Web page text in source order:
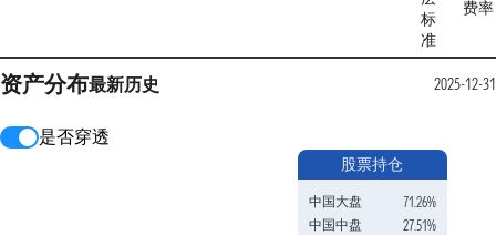
标
准
费率
资产分布最新历史 2025-12-31
是否穿透
股票持仓
中国大盘
71.26%
中国中盘
27.51%